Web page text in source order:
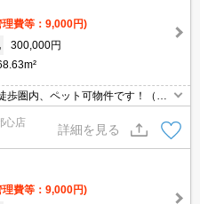
理費等：9,000円)
300,000円
歩圏内、ペット可物件です！（室
セキュリティ付（セコム）インタ
心店
詳細を見る
理費等：9,000円)